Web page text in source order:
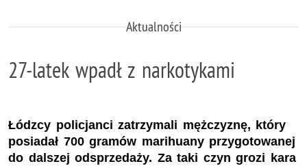
Aktualności
27-latek wpadł z narkotykami
Łódzcy policjanci zatrzymali mężczyznę, który
posiadał 700 gramów marihuany przygotowanej
do dalszej odsprzedaży. Za taki czyn grozi kara